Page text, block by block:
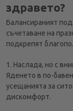
здравето?
Балансираният
съчетаване на
подкрепят
1. Наслада, но с
Яденето в по-
усещанията за
дискомфорт.